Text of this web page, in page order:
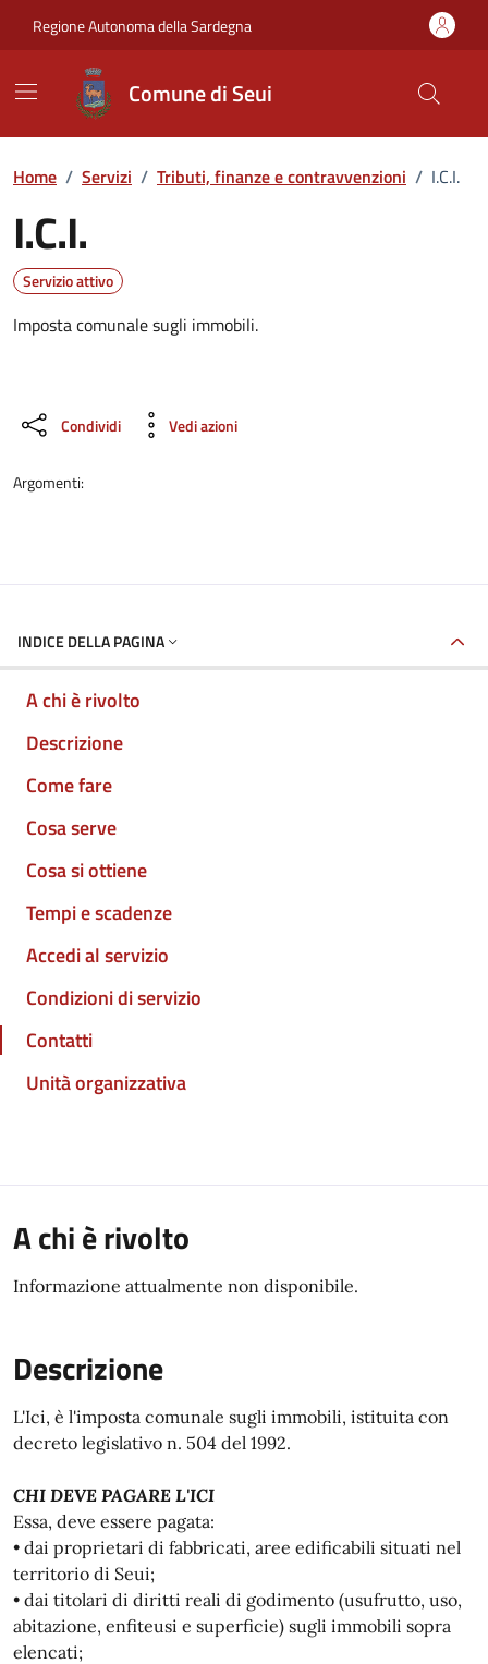
Regione Autonoma della Sardegna
Comune di Seui
Home / Servizi / Tributi, finanze e contravvenzioni / I.C.I.
I.C.I.
Dettagli del servizio
Servizio attivo
Imposta comunale sugli immobili.
Condividi Vedi azioni
Argomenti:
INDICE DELLA PAGINA
A chi è rivolto
Descrizione
Come fare
Cosa serve
Cosa si ottiene
Tempi e scadenze
Accedi al servizio
Condizioni di servizio
Contatti
Unità organizzativa
A chi è rivolto
Informazione attualmente non disponibile.
Descrizione
L'Ici, è l'imposta comunale sugli immobili, istituita con
decreto legislativo n. 504 del 1992.
CHI DEVE PAGARE L'ICI
Essa, deve essere pagata:
• dai proprietari di fabbricati, aree edificabili situati nel
territorio di Seui;
• dai titolari di diritti reali di godimento (usufrutto, uso,
abitazione, enfiteusi e superficie) sugli immobili sopra
elencati;